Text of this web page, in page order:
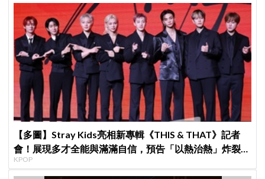
【多圖】Stray Kids亮相新專輯《THIS & THAT》記者
會！展現多才全能與滿滿自信，預告「以熱治熱」炸裂夏
日音樂圈
KPOP